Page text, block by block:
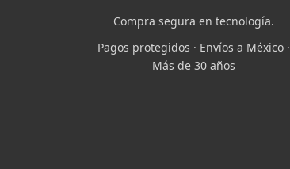
Compra segura en tecnología.
Pagos protegidos · Envíos a México ·
Más de 30 años